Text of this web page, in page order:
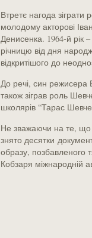
Втретє нагода
молодому акторові
Денисенка. 1964-й рік
річницю від дня
відкритішого до
До речі, син режисера
також зіграв роль
школярів “Тарас
Не зважаючи на те, що
знято десятки
образу, позбавленого
Кобзаря міжнародній